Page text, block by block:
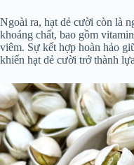
Ngoài ra, hạt dẻ cười còn là
khoáng chất, bao gồm
viêm. Sự kết hợp hoàn hảo
khiến hạt dẻ cười trở thành